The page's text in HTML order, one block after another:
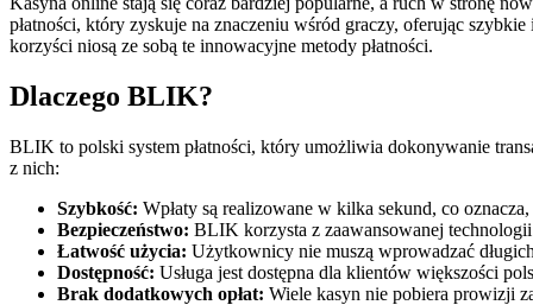
płatności, który zyskuje na znaczeniu wśród graczy, oferując
korzyści niosą ze sobą te innowacyjne metody płatności.
Dlaczego BLIK?
BLIK to polski system płatności, który umożliwia dokonywanie
z nich:
Szybkość: Wpłaty są realizowane w kilka sekund, co
Bezpieczeństwo: BLIK korzysta z zaawansowanej
Łatwość użycia: Użytkownicy nie muszą wprowadzać
Dostępność: Usługa jest dostępna dla klientów większości
Brak dodatkowych opłat: Wiele kasyn nie pobiera prowizji